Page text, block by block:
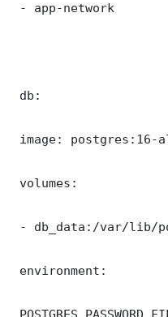
- app-network
db:
image: postgres:16-
volumes:
- db_data:/var/lib/
environment: